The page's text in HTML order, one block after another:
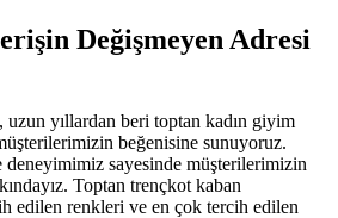
Değişmeyen Adresi
yıllardan beri toptan kadın giyim
beğenisine sunuyoruz.
sayesinde müşterilerimizin
Toptan trençkot kaban
edilen renkleri ve en çok tercih edilen